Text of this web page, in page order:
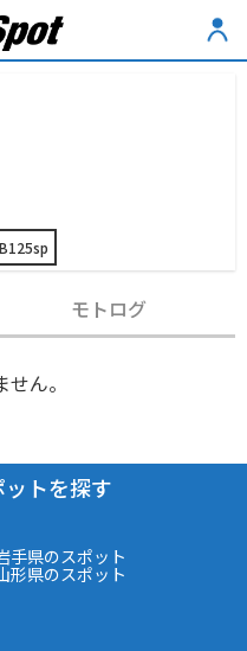
モトログ
ん。
トを探す
手県のスポット
形県のスポット